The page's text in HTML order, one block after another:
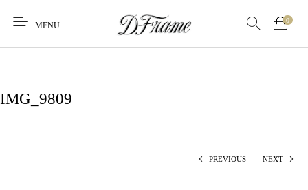
MENU
0
IMG_9809
PREVIOUS NEXT